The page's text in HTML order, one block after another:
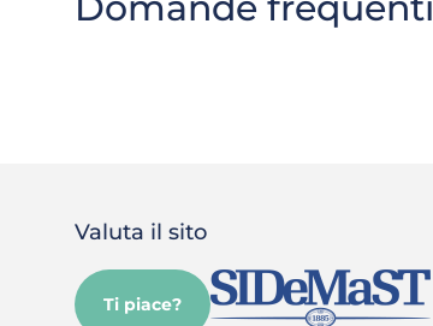
Valuta il sito
Ti piace?